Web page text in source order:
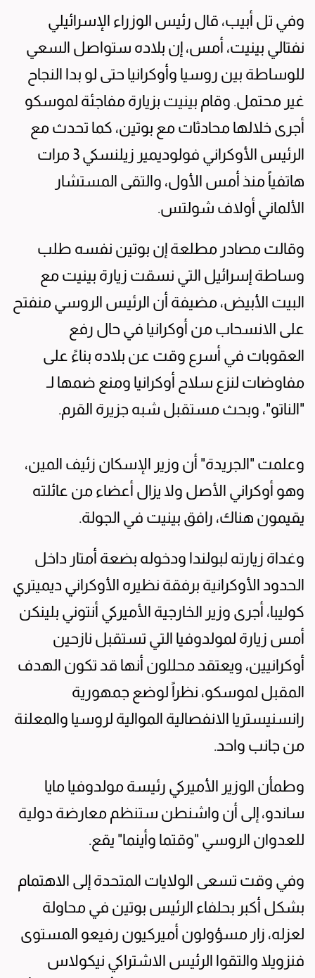
وفي تل أبيب، قال رئيس الوزراء الإسرائيلي
نفتالي بينيت، أمس، إن بلاده ستواصل السعي
للوساطة بين روسيا وأوكرانيا حتى لو بدا النجاح
غير محتمل. وقام بينيت بزيارة مفاجئة لموسكو
أجرى خلالها محادثات مع بوتين، كما تحدث مع
الرئيس الأوكراني فولوديمير زيلنسكي 3 مرات
هاتفياً منذ أمس الأول، والتقى المستشار
الألماني أولاف شولتس.
وقالت مصادر مطلعة إن بوتين نفسه طلب
وساطة إسرائيل التي نسقت زيارة بينيت مع
البيت الأبيض، مضيفة أن الرئيس الروسي منفتح
على الانسحاب من أوكرانيا في حال رفع
العقوبات في أسرع وقت عن بلاده بناءً على
مفاوضات لنزع سلاح أوكرانيا ومنع ضمها لـ
"الناتو"، وبحث مستقبل شبه جزيرة القرم.
وعلمت "الجريدة" أن وزير الإسكان زئيف المين،
وهو أوكراني الأصل ولا يزال أعضاء من عائلته
يقيمون هناك، رافق بينيت في الجولة.
وغداة زيارته لبولندا ودخوله بضعة أمتار داخل
الحدود الأوكرانية برفقة نظيره الأوكراني ديميتري
كوليبا، أجرى وزير الخارجية الأميركي أنتوني بلينكن
أمس زيارة لمولدوفيا التي تستقبل نازحين
أوكرانيين، ويعتقد محللون أنها قد تكون الهدف
المقبل لموسكو، نظراً لوضع جمهورية
رانسنيستريا الانفصالية الموالية لروسيا والمعلنة
من جانب واحد.
وطمأن الوزير الأميركي رئيسة مولدوفيا مايا
ساندو، إلى أن واشنطن ستنظم معارضة دولية
للعدوان الروسي "وقتما وأينما" يقع.
وفي وقت تسعى الولايات المتحدة إلى الاهتمام
بشكل أكبر بحلفاء الرئيس بوتين في محاولة
لعزله، زار مسؤولون أميركيون رفيعو المستوى
فنزويلا والتقوا الرئيس الاشتراكي نيكولاس